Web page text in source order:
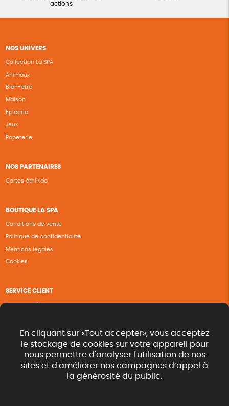
actions
NOS UNIVERS
Collection La SPA
Animaux
Bien-être
Maison
Epicerie
Jeux
Papeterie
NOS PARTENAIRES
Cartes éthi’Kdo
BOUTIQUE LA SPA
Conditions de vente
Politique de confidentialité
Mentions légales
Cookies
SERVICE CLIENT
Nous contacter
Renvoyer des articles
Commande rapide catalogue
En cliquant sur «Tout accepter», vous acceptez
le stockage de cookies sur votre appareil pour
nous permettre d'analyser l'utilisation de nos
sites et d'améliorer nos campagnes d’appel à
la générosité du public.